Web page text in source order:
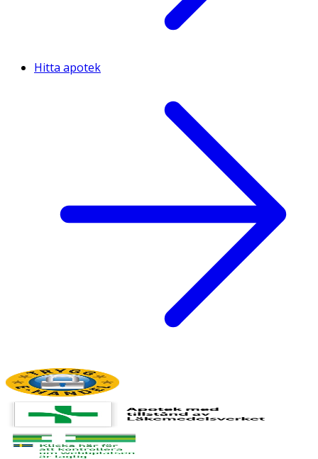
Hitta apotek